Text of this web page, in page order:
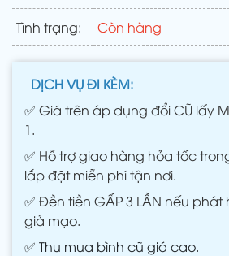
Tình trạng: Còn hàng
DỊCH VỤ ĐI KÈM:
✅ Giá trên áp dụng đổi CŨ lấy
1.
✅ Hỗ trợ giao hàng hỏa tốc
lắp đặt miễn phí tận nơi.
✅ Đền tiền GẤP 3 LẦN nếu phát
giả mạo.
✅ Thu mua bình cũ giá cao.